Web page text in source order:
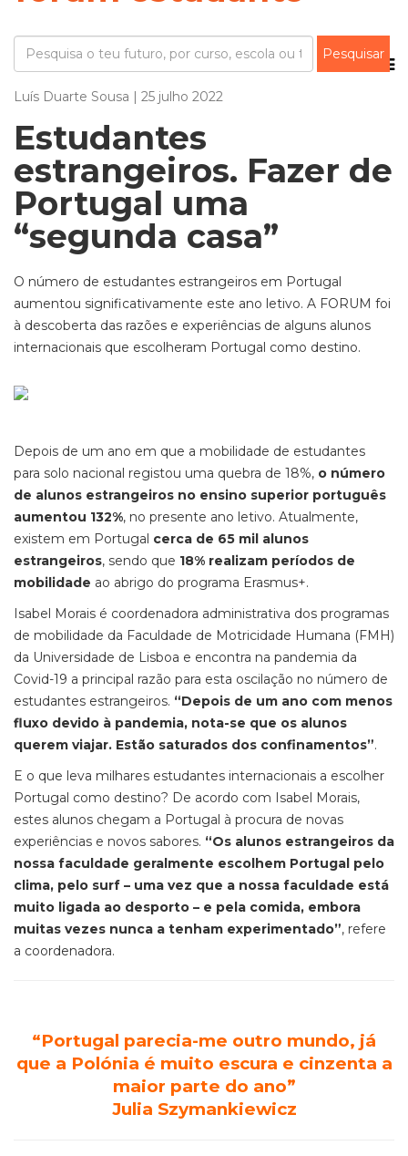
Luís Duarte Sousa | 25 julho 2022
Estudantes
estrangeiros. Fazer de
Portugal uma
“segunda casa”
O número de estudantes estrangeiros em Portugal
aumentou significativamente este ano letivo. A FORUM foi
à descoberta das razões e experiências de alguns alunos
internacionais que escolheram Portugal como destino.
Depois de um ano em que a mobilidade de estudantes
para solo nacional registou uma quebra de 18%, o número
de alunos estrangeiros no ensino superior português
aumentou 132%, no presente ano letivo. Atualmente,
existem em Portugal cerca de 65 mil alunos
estrangeiros, sendo que 18% realizam períodos de
mobilidade ao abrigo do programa Erasmus+.
Isabel Morais é coordenadora administrativa dos programas
de mobilidade da Faculdade de Motricidade Humana (FMH)
da Universidade de Lisboa e encontra na pandemia da
Covid-19 a principal razão para esta oscilação no número de
estudantes estrangeiros. “Depois de um ano com menos
fluxo devido à pandemia, nota-se que os alunos
querem viajar. Estão saturados dos confinamentos”.
E o que leva milhares estudantes internacionais a escolher
Portugal como destino? De acordo com Isabel Morais,
estes alunos chegam a Portugal à procura de novas
experiências e novos sabores. “Os alunos estrangeiros da
nossa faculdade geralmente escolhem Portugal pelo
clima, pelo surf – uma vez que a nossa faculdade está
muito ligada ao desporto – e pela comida, embora
muitas vezes nunca a tenham experimentado”, refere
a coordenadora.
“Portugal parecia-me outro mundo, já
que a Polónia é muito escura e cinzenta a
maior parte do ano”
Julia Szymankiewicz